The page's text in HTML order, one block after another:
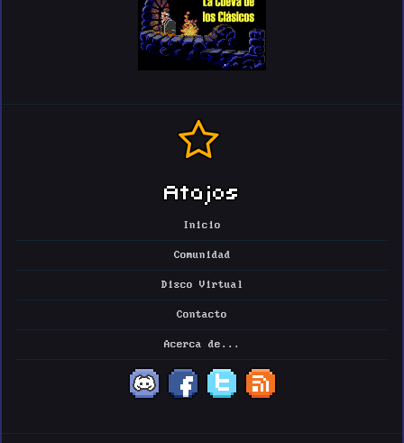
Atajos
Inicio
Comunidad
Disco Virtual
Contacto
Acerca de...